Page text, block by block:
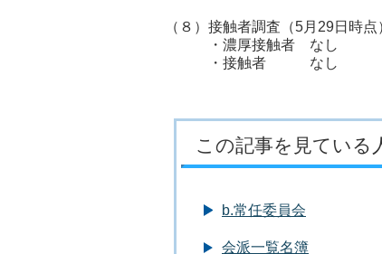
家族と市外の店舗
（８）接触者調査（5月29日時点
・濃厚接触者 なし
・接触者 なし
この記事を見ている
b.常任委員会
会派一覧名簿